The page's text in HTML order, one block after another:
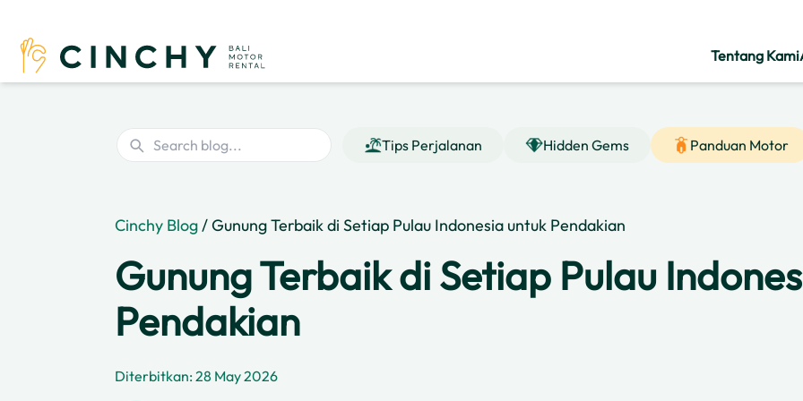
Tentang Kami
Tips Perjalanan Hidden Gems Panduan Motor
Cinchy Blog/ Gunung Terbaik di Setiap Pulau Indonesia untuk Pendakian
Gunung Terbaik di Setiap Pulau
Pendakian
Diterbitkan: 28 May 2026